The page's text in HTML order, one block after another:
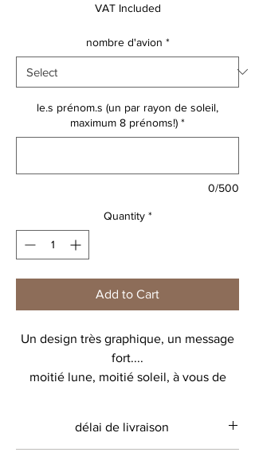
VAT Included
nombre d'avion *
le.s prénom.s (un par rayon de soleil,
maximum 8 prénoms!) *
0/500
Quantity *
Add to Cart
Un design très graphique, un message
fort....
moitié lune, moitié soleil, à vous de
que les prénoms dans les rayons de
soleil (un prénom par rayon)
délai de livraison